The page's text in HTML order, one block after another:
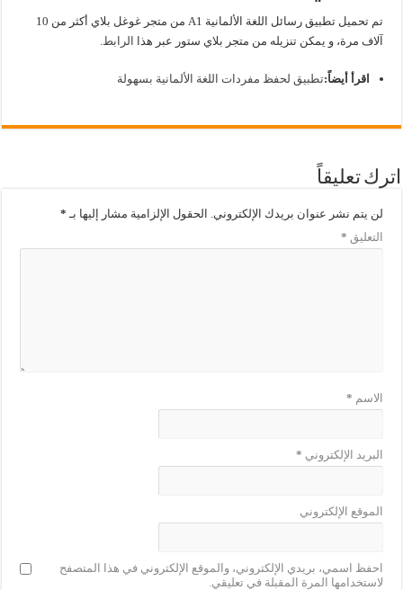
تم تحميل تطبيق رسائل اللغة الألمانية A1 من متجر غوغل بلاي أكثر من 10
آلاف مرة، و يمكن تنزيله من متجر بلاي ستور عبر هذا
الرابط
اقرأ أيضاً:تطبيق لحفظ مفردات اللغة الألمانية بسهولة
اترك تعليقاً
لن يتم نشر عنوان بريدك الإلكتروني. الحقول الإلزامية مشار إليها بـ *
التعليق *
الاسم *
البريد الإلكتروني *
الموقع الإلكتروني
احفظ اسمي، بريدي الإلكتروني، والموقع الإلكتروني في هذا المتصفح
لاستخدامها المرة المقبلة في تعليقي.